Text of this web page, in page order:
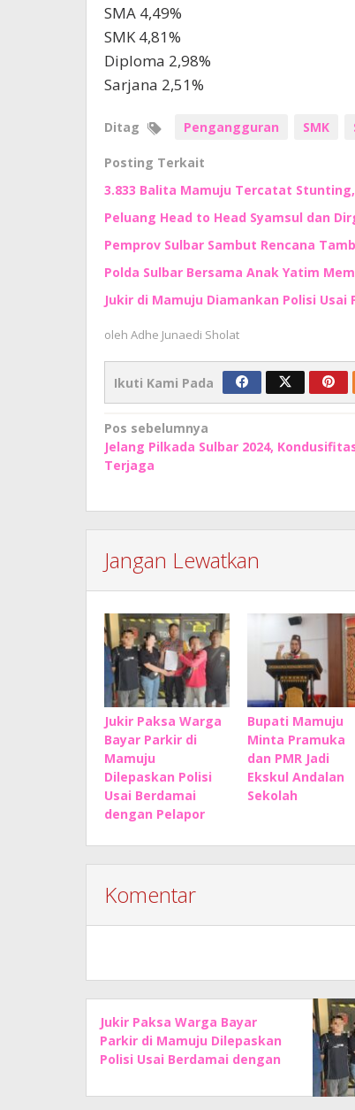
SMA 4,49%
SMK 4,81%
Diploma 2,98%
Sarjana 2,51%
Ditag Pengangguran SMK
Posting Terkait
3.833 Balita Mamuju Tercatat
Peluang Head to Head Syamsul dan
Pemprov Sulbar Sambut Rencana
Polda Sulbar Bersama Anak Yatim
Jukir di Mamuju Diamankan Polisi
oleh Adhe Junaedi Sholat
Ikuti Kami Pada
Navigasi
pos
Pos sebelumnya
Jelang Pilkada Sulbar 2024,
Terjaga
Jangan Lewatkan
Jukir Paksa Warga
Bayar Parkir di
Mamuju
Dilepaskan Polisi
Usai Berdamai
dengan Pelapor
Bupati Mamuju
Minta Pramuka
dan PMR Jadi
Ekskul Andalan
Sekolah
Komentar
Jukir Paksa Warga Bayar
Parkir di Mamuju Dilepaskan
Polisi Usai Berdamai dengan